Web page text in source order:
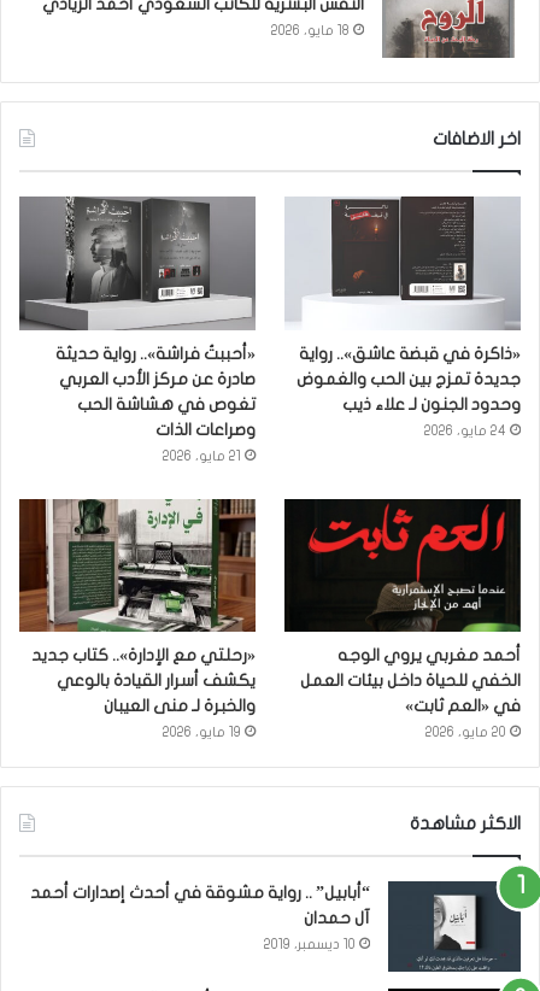
النفس البشرية للكاتب السعودي أحمد الزيادي
18 مايو، 2026
اخر الاضافات
«ذاكرة في قبضة عاشق».. رواية
جديدة تمزج بين الحب والغموض
وحدود الجنون لـ علاء ذيب
24 مايو، 2026
«أحببتُ فراشة».. رواية حديثة
صادرة عن مركز الأدب العربي
تغوص في هشاشة الحب
وصراعات الذات
21 مايو، 2026
أحمد مغربي يروي الوجه
الخفي للحياة داخل بيئات العمل
في «العم ثابت»
20 مايو، 2026
«رحلتي مع الإدارة».. كتاب جديد
يكشف أسرار القيادة بالوعي
والخبرة لـ منى العيبان
19 مايو، 2026
الاكثر مشاهدة
“أبابيل” .. رواية مشوقة في أحدث إصدارات أحمد
آل حمدان
10 ديسمبر، 2019